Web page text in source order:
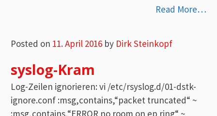
Read More…
Posted on 11. April 2016 by Dirk Steinkopf
syslog-Kram
Log-Zeilen ignorieren: vi /etc/rsyslog.d/01-dstk-
ignore.conf :msg,contains,“packet truncated“ ~
:msg,contains,“ERROR no room on ep ring“ ~